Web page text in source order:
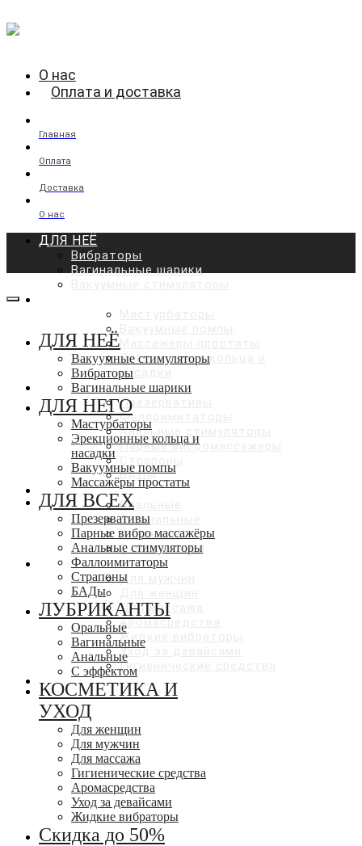
О нас
Оплата и доставка
Главная
Оплата
Доставка
О нас
ДЛЯ НЕЁ
Вибраторы
Вагинальные шарики
Эрекционные кольца и
насадки
ДЛЯ ВСЕХ
Презервативы
Фаллоимитаторы
Анальные стимуляторы
Парные вибромассажеры
БАДы
ЛУБРИКАНТЫ
Оральные
Вагинальные
Анальные
С эффектами
КОСМЕТИКА И УХОД
Для мужчин
Для массажа
Аромасредства
Жидкие вибраторы
Уход за девайсами
Гигиенические средства
СКИДКИ ДО 50%
ДЛЯ НЕЁ
Вакуумные стимуляторы
Вибраторы
Вагинальные шарики
ДЛЯ НЕГО
Мастурбаторы
Эрекционные кольца и
насадки
Вакуумные помпы
Массажёры простаты
ДЛЯ ВСЕХ
Презервативы
Парные вибро массажёры
Анальные стимуляторы
Фаллоимитаторы
Страпоны
БАДы
ЛУБРИКАНТЫ
Оральные
Вагинальные
Анальные
С эффектом
КОСМЕТИКА И
УХОД
Для женщин
Для мужчин
Для массажа
Гигиенические средства
Аромасредства
Уход за девайсами
Жидкие вибраторы
Скидка до 50%